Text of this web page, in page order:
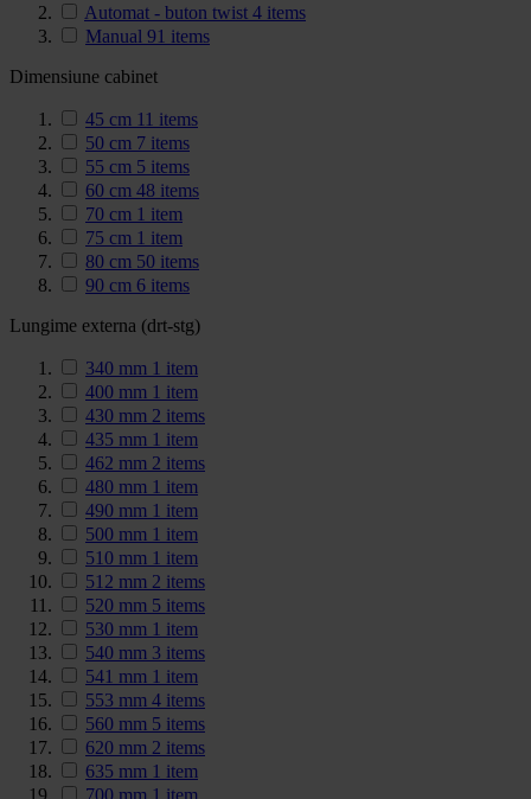
Automat - buton twist 4 items
Manual 91 items
Dimensiune cabinet
45 cm 11 items
50 cm 7 items
55 cm 5 items
60 cm 48 items
70 cm 1 item
75 cm 1 item
80 cm 50 items
90 cm 6 items
Lungime externa (drt-stg)
340 mm 1 item
400 mm 1 item
430 mm 2 items
435 mm 1 item
462 mm 2 items
480 mm 1 item
490 mm 1 item
500 mm 1 item
510 mm 1 item
512 mm 2 items
520 mm 5 items
530 mm 1 item
540 mm 3 items
541 mm 1 item
553 mm 4 items
560 mm 5 items
620 mm 2 items
635 mm 1 item
700 mm 1 item